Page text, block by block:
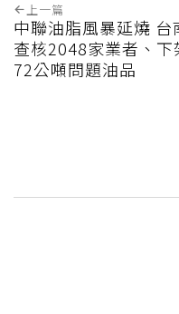
上一篇
中聯油脂風暴延燒 台
查核2048家業者、下
72公噸問題油品